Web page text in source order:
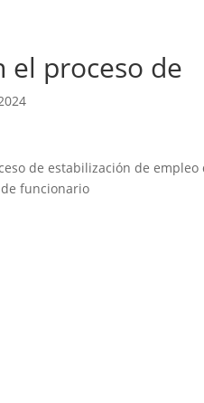
el proceso de
de estabilización de
funcionario